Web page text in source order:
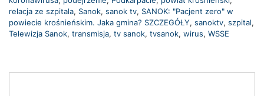
relacja ze szpitala, Sanok, sanok tv, SANOK: "Pacjent zero" w
powiecie krośnieńskim. Jaka gmina? SZCZEGÓŁY, sanoktv, szpital,
Telewizja Sanok, transmisja, tv sanok, tvsanok, wirus, WSSE